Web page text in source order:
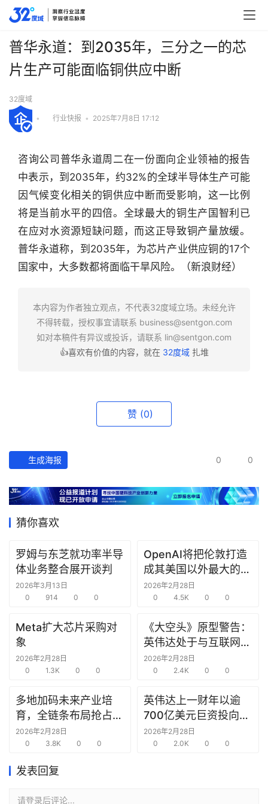
行
业
经
数
据
研
选
报
创
投
之
商
机
链
圈
普华永道：到2035年，三分之一的芯
片生产可能面临铜供应中断
32度域
• 行业快报 • 2025年7月8日 17:12
咨询公司普华永道周二在一份面向企业领袖的报告
中表示，到2035年，约32%的全球半导体生产可能
因气候变化相关的铜供应中断而受影响，这一比例
将是当前水平的四倍。全球最大的铜生产国智利已
在应对水资源短缺问题，而这正导致铜产量放缓。
普华永道称，到2035年，为芯片产业供应铜的17个
国家中，大多数都将面临干旱风险。（新浪财经）
本内容为作者独立观点，不代表32度域立场。未经允许
不得转载，授权事宜请联系 business@sentgon.com
如对本稿件有异议或投诉，请联系 lin@sentgon.com
👍喜欢有价值的内容，就在 32度域扎堆
赞 (0)
生成海报 0 0
猜你喜欢
罗姆与东芝就功率半导
体业务整合展开谈判
2026年3月13日
0
914 0 0
OpenAI将把伦敦打造
成其美国以外最大的研
究中心
2026年2月28日
0
4.5K 0 0
Meta扩大芯片采购对
象
2026年2月28日
0
1.3K 0 0
《大空头》原型警告：
英伟达处于与互联网泡
沫时期思科同样的“危
险境地”
2026年2月28日
0
2.4K 0 0
多地加码未来产业培
育，全链条布局抢占新
赛道先机
2026年2月28日
0
3.8K 0 0
英伟达上一财年以逾
700亿美元巨资投向合
作方，竭力巩固AI芯片
需求
2026年2月28日
0
2.0K 0 0
发表回复
请登录后评论...